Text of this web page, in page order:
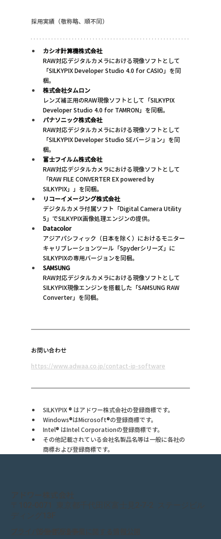
採用実績（敬称略、順不同）
カシオ計算機株式会社
RAW対応デジタルカメラにおける現像ソフトとして
「SILKYPIX Developer Studio 4.0 for CASIO」を同
梱。
株式会社タムロン
レンズ補正用のRAW現像ソフトとして「SILKYPIX
Developer Studio 4.0 for TAMRON」を同梱。
パナソニック株式会社
RAW対応デジタルカメラにおける現像ソフトとして
「SILKYPIX Developer Studio SEバージョン」を同
梱。
富士フイルム株式会社
RAW対応デジタルカメラにおける現像ソフトとして
「RAW FILE CONVERTER EX powered by
SILKYPIX」」を同梱。
リコーイメージング株式会社
デジタルカメラ付属ソフト「Digital Camera Utility
5」でSILKYPIX画像処理エンジンの提供。
Datacolor
アジアパシフィック（日本を除く）におけるモニター
キャリブレーションツール「Spyderシリーズ」に
SILKYPIXの専用バージョンを同梱。
SAMSUNG
RAW対応デジタルカメラにおける現像ソフトとして
SILKYPIX現像エンジンを搭載した「SAMSUNG RAW
Converter」を同梱。
お問い合わせ
https://www.adwaa.co.jp/contact-ip-software
SILKYPIX ® はアドワー株式会社の登録商標です。
Windows®はMicrosoft®の登録商標です。
Intel® はIntel Corporationの登録商標です。
その他記載されている会社名製品名等は一般に各社の
商標および登録商標です。